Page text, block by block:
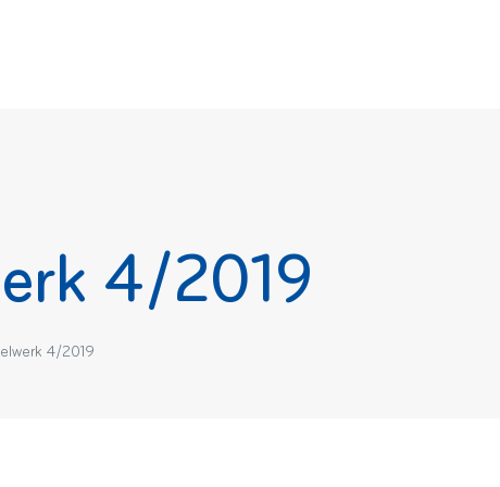
4/2019
4/2019